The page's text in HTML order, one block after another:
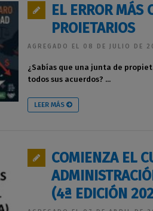
EL ERROR MÁS
PROIETARIOS
AGREGADO EL 08 DE JULIO DE
¿Sabías que una junta de
todos sus acuerdos? ...
LEER MÁS
COMIENZA EL
(4ª EDICIÓN